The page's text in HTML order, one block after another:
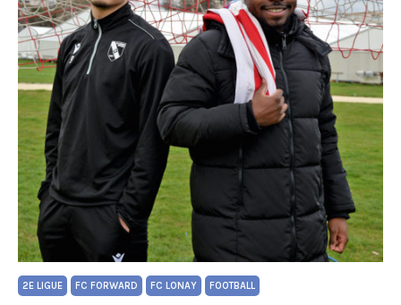
2E LIGUE FC FORWARD FC LONAY FOOTBALL